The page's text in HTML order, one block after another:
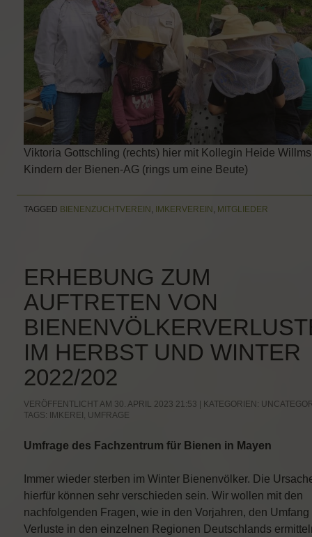
Viktoria Gottschling (rechts) hier mit Kollegin Heide
Kindern der Bienen-AG (rings um eine Beute)
TAGGED BIENENZUCHTVEREIN, IMKERVEREIN, MITGLIEDER
ERHEBUNG ZUM
AUFTRETEN VON
IM HERBST UND WINTER
2022/202
VERÖFFENTLICHT AM 30. APRIL 2023 21:53 | KATEGORIEN:
TAGS: IMKEREI, UMFRAGE
Umfrage des Fachzentrum für Bienen in Mayen
Immer wieder sterben im Winter Bienenvölker. Die
hierfür können sehr verschieden sein. Wir wollen mit den
nachfolgenden Fragen, wie in den Vorjahren, den Umfang
Verluste in den einzelnen Regionen Deutschlands